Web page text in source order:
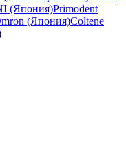
(Япония)Primodent
(Япония)Coltene